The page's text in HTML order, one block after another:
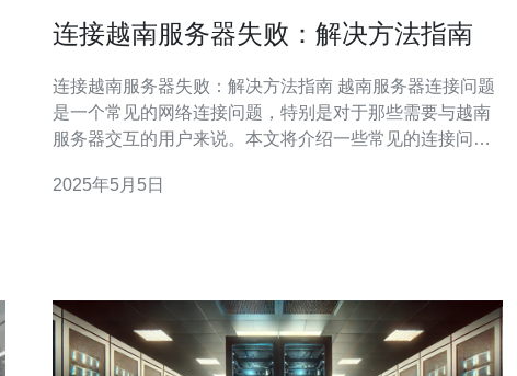
连接越南服务器失败：解决方法指南
连接越南服务器失败：解决方法指南 越南服务器连接问题
是一个常见的网络连接问题，特别是对于那些需要与越南
服务器交互的用户来说。本文将介绍一些常见的连接问
器。 当您尝试连接越南服务器时，可能会遇到连接超时的
2025年5月5日